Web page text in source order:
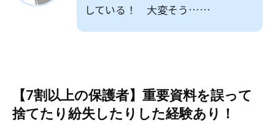
している！ 大変そう……
【7割以上の保護者】重要資料を誤って
捨てたり紛失したりした経験あり！